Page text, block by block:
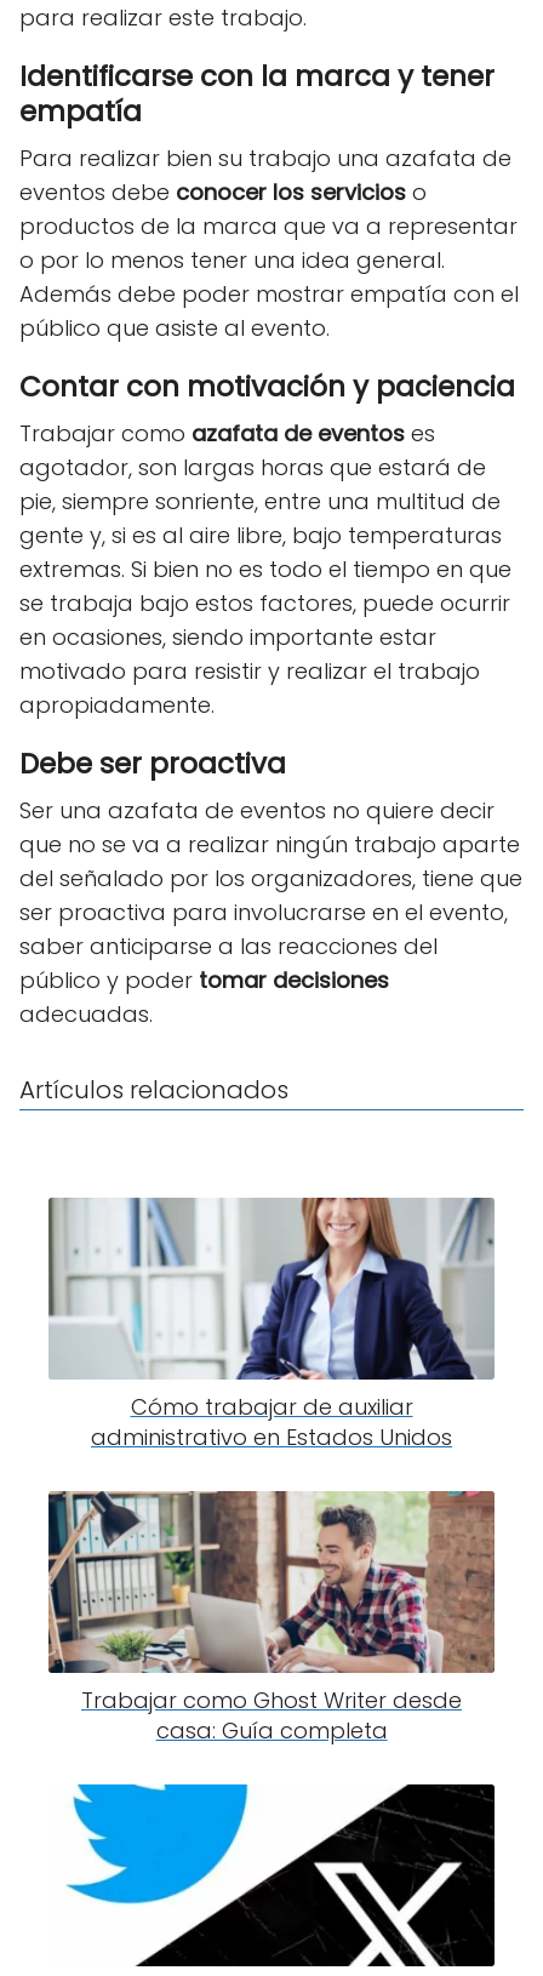
para realizar este trabajo.
Identificarse con la marca y tener
empatía
Para realizar bien su trabajo una azafata de
eventos debe conocer los servicios o
productos de la marca que va a representar
o por lo menos tener una idea general.
Además debe poder mostrar empatía con el
público que asiste al evento.
Contar con motivación y paciencia
Trabajar como azafata de eventos es
agotador, son largas horas que estará de
pie, siempre sonriente, entre una multitud de
gente y, si es al aire libre, bajo temperaturas
extremas. Si bien no es todo el tiempo en que
se trabaja bajo estos factores, puede ocurrir
en ocasiones, siendo importante estar
motivado para resistir y realizar el trabajo
apropiadamente.
Debe ser proactiva
Ser una azafata de eventos no quiere decir
que no se va a realizar ningún trabajo aparte
del señalado por los organizadores, tiene que
ser proactiva para involucrarse en el evento,
saber anticiparse a las reacciones del
público y poder tomar decisiones
adecuadas.
Artículos relacionados
Cómo trabajar de auxiliar
administrativo en Estados Unidos
Trabajar como Ghost Writer desde
casa: Guía completa